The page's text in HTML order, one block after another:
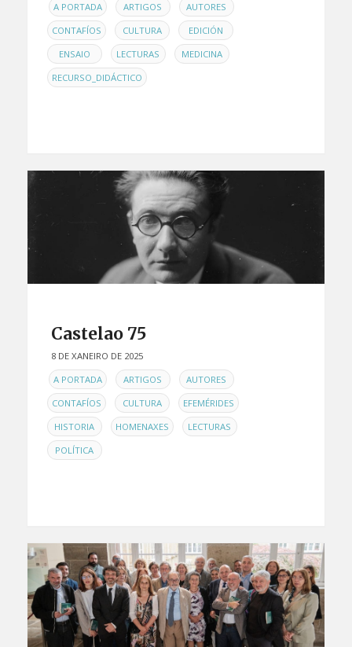
ENA PORTADA , ARTIGOS , AUTORES ,
CONTAFÍOS , CULTURA , EDICIÓN ,
ENSAIO , LECTURAS , MEDICINA ,
RECURSO_DIDÁCTICO
Castelao 75
8 DE XANEIRO DE 2025
ENA PORTADA , ARTIGOS , AUTORES ,
CONTAFÍOS , CULTURA , EFEMÉRIDES ,
HISTORIA , HOMENAXES , LECTURAS ,
POLÍTICA